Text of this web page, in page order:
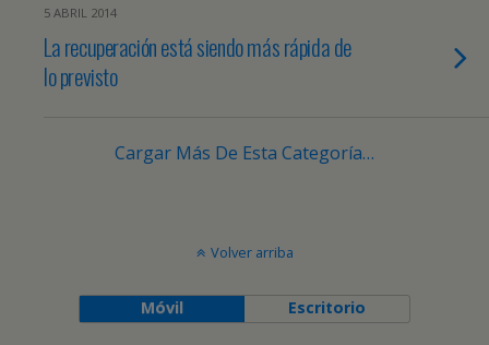
5 ABRIL 2014
La recuperación está siendo más rápida de
lo previsto
Cargar Más De Esta Categoría…
Volver arriba
Móvil Escritorio